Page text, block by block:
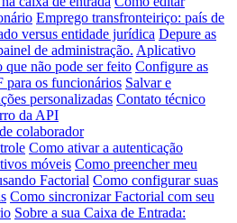
Emprego transfronteiriço: país de
versus entidade jurídica Depure as
de administração. Aplicativo
que não pode ser feito Configure as
para os funcionários Salvar e
personalizadas Contato técnico
da API
colaborador
Como ativar a autenticação
móveis Como preencher meu
Factorial Como configurar suas
Como sincronizar Factorial com seu
Sobre a sua Caixa de Entrada: